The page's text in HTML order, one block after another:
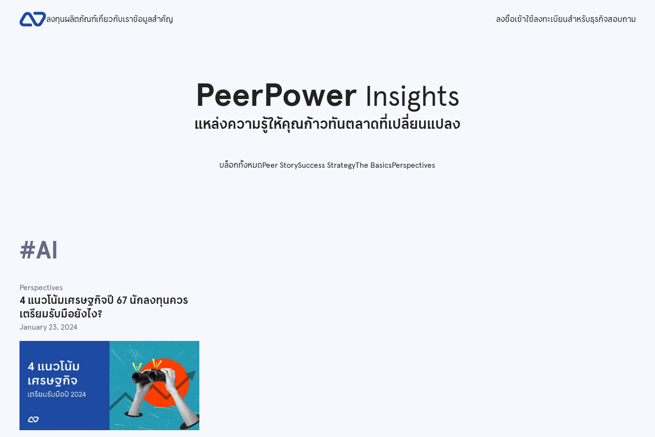
ลงทุนผลิตภัณฑ์เกี่ยวกับเราข้อมูลสำคัญ ลงชื่อเข้าใช้ลงทะเบียนสำหรับธุรกิจสอบถาม
PeerPower Insights
แหล่งความรู้ให้คุณก้าวทันตลาดที่เปลี่ยนแปลง
บล็อกทั้งหมดPeer StorySuccess StrategyThe BasicsPerspectives
#AI
Perspectives
4 แนวโน้มเศรษฐกิจปี 67 นักลงทุนควร
เตรียมรับมือยังไง?
January 23, 2024